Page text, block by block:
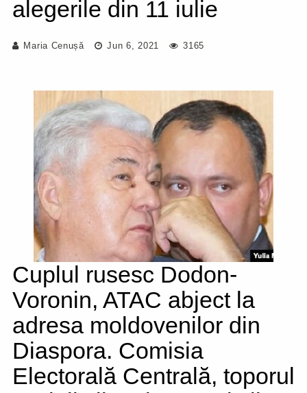
alegerile din 11 iulie
Maria Cenușă Jun 6, 2021 3165
Cuplul rusesc Dodon-
Voronin, ATAC abject la
adresa moldovenilor din
Diaspora. Comisia
Electorală Centrală, toporul